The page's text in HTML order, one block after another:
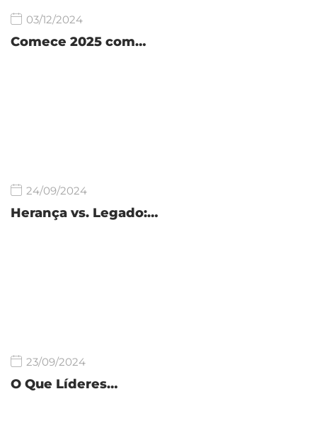
03/12/2024
Comece 2025 com…
24/09/2024
Herança vs. Legado:…
23/09/2024
O Que Líderes…